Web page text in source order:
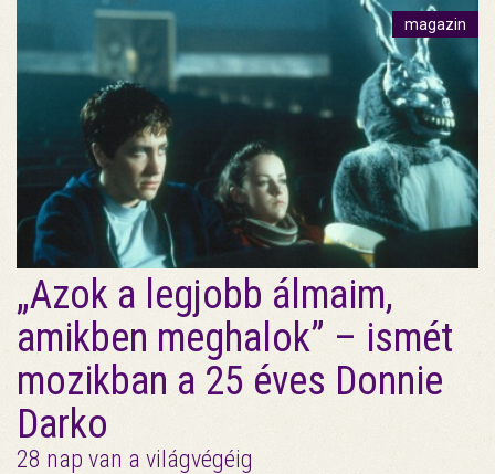
magazin
„Azok a legjobb álmaim,
amikben meghalok” – ismét
mozikban a 25 éves Donnie
Darko
28 nap van a világvégéig